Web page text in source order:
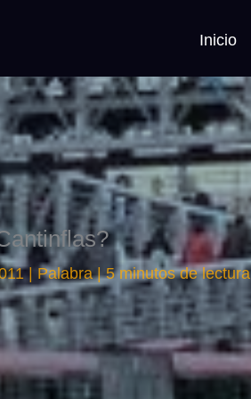
Inicio
| Palabra|5 minutos de lectura